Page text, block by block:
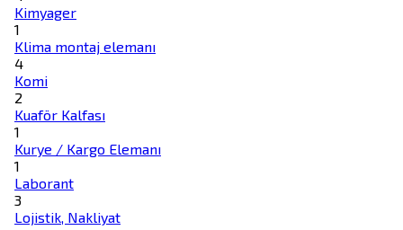
Kimyager
1
Klima montaj elemanı
4
Komi
2
Kuaför Kalfası
1
Kurye / Kargo Elemanı
1
Laborant
3
Lojistik, Nakliyat